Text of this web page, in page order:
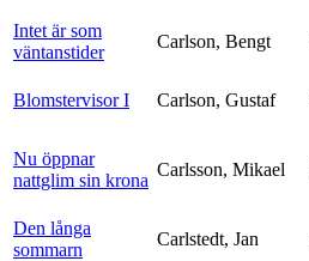
Intet är som
väntanstider
Carlson, Bengt
Blomstervisor I
Carlson, Gustaf
Nu öppnar
nattglim sin krona
Carlsson, Mikael
Den långa
sommarn
Carlstedt, Jan